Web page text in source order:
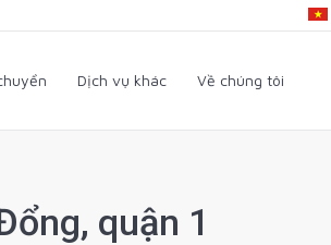
Dịch vụ khác Về chúng tôi
quận 1
Dịch vụ khác Về chúng tôi